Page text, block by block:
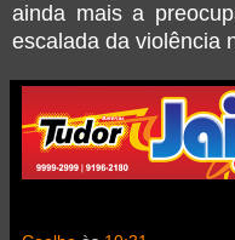
ainda mais a
escalada da violência